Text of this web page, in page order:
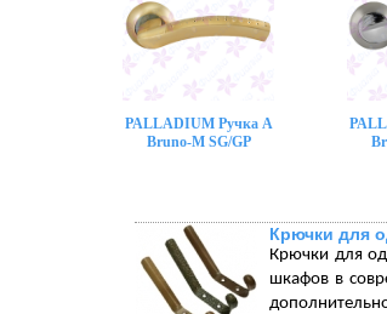
PALLADIUM Ручка A
Bruno-M SG/GP
Крючки для
Крючки для
шкафов в